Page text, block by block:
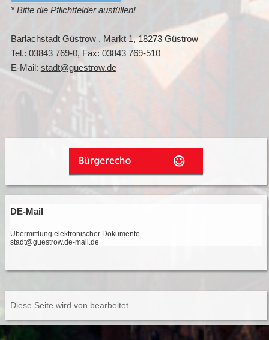
* Bitte die Pflichtfelder ausfüllen!
Barlachstadt Güstrow , Markt 1, 18273 Güstrow
Tel.: 03843 769-0, Fax: 03843 769-510
E-Mail: stadt@guestrow.de
DE-Mail
Übermittlung elektronischer Dokumente
stadt@guestrow.de-mail.de
Diese Seite wird von bearbeitet.